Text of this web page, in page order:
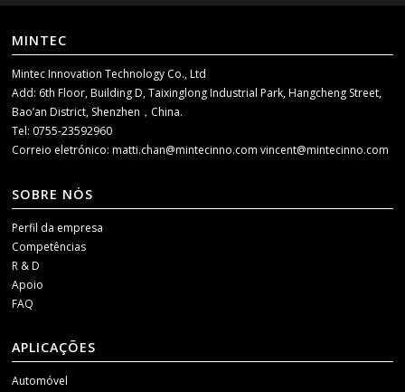
MINTEC
Mintec Innovation Technology Co., Ltd
Add: 6th Floor, Building D, Taixinglong Industrial Park, Hangcheng Street,
Bao’an District, Shenzhen，China.
Tel: 0755-23592960
Correio eletrónico:matti.chan@mintecinno.comvincent@mintecinno.com
SOBRE NÓS
Perfil da empresa
Competências
R & D
Apoio
FAQ
APLICAÇÕES
Automóvel